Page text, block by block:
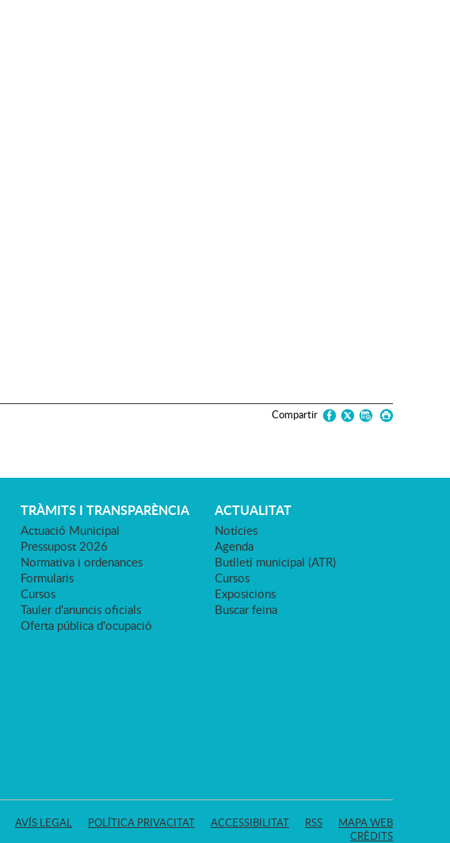
Compartir
TRÀMITS I TRANSPARÈNCIA
Actuació Municipal
Pressupost 2026
Normativa i ordenances
Formularis
Cursos
Tauler d'anuncis oficials
Oferta pública d'ocupació
ACTUALITAT
Notícies
Agenda
Butlletí municipal (ATR)
Cursos
Exposicions
Buscar feina
AVÍS LEGAL POLÍTICA PRIVACITAT ACCESSIBILITAT RSS
MAPA WEB
CRÈDITS